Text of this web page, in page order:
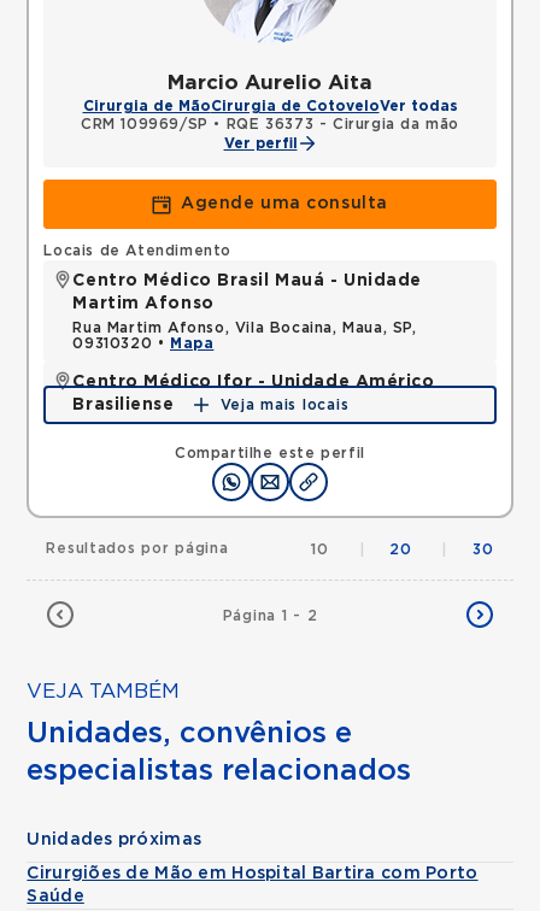
Marcio Aurelio Aita
Cirurgia de MãoCirurgia de CotoveloVer todas
CRM 109969/SP •
RQE 36373 - Cirurgia da mão
Ver perfil
Agende uma consulta
Compartilhe este perfil
Locais de Atendimento
Centro Médico Brasil Mauá - Unidade
Martim Afonso
Rua Martim Afonso, Vila Bocaina, Maua, SP,
09310320 •
Mapa
Centro Médico Ifor - Unidade Américo
Brasiliense
Rua Americo Brasiliense, Centro, Sao Bernardo do
Campo, SP, 09715021 •
Mapa
Veja mais locais
Página 1 - 2
Resultados por página 10 20 30
VEJA TAMBÉM
Unidades, convênios e
especialistas relacionados
Unidades próximas
Cirurgiões de Mão em Hospital Bartira com Porto
Saúde